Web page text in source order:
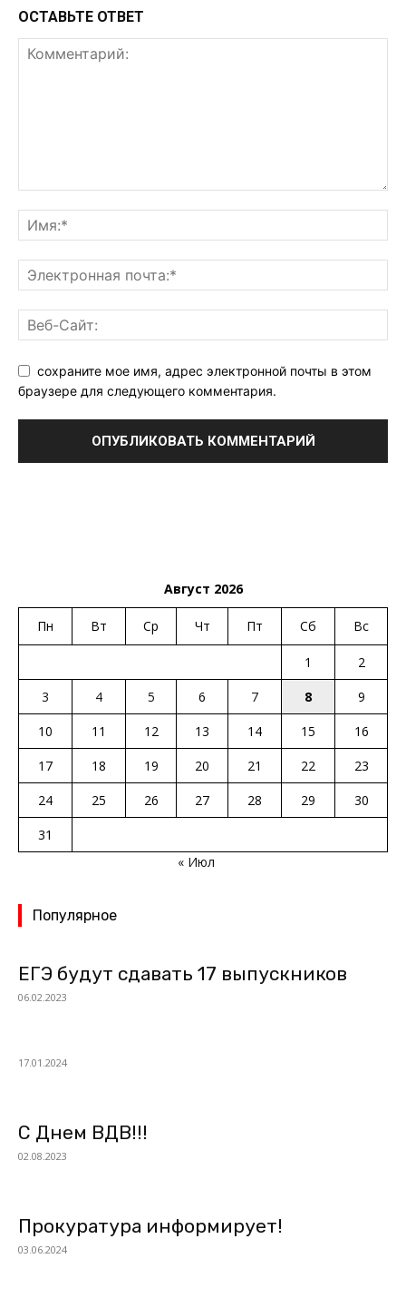
ОСТАВЬТЕ ОТВЕТ
сохраните мое имя, адрес электронной почты в этом
браузере для следующего комментария.
Август 2026
Пн Вт Ср Чт Пт Сб Вс
1
2
3
4 5 6 7 8
9
10
11 12 13 14 15
16
17
18 19 20 21 22
23
24
25 26 27 28 29
30
31
« Июл
Популярное
ЕГЭ будут сдавать 17 выпускников
06.02.2023
17.01.2024
С Днем ВДВ!!!
02.08.2023
Прокуратура информирует!
03.06.2024